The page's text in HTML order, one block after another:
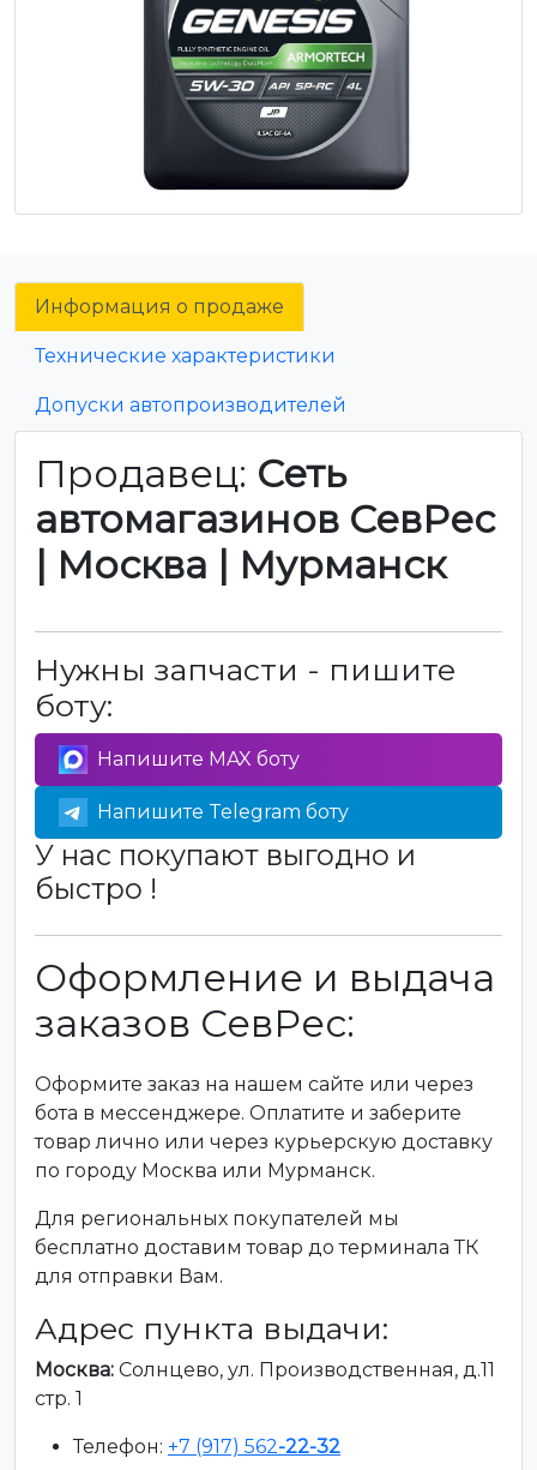
Информация о продаже
Технические характеристики
Допуски автопроизводителей
Продавец: Сеть
автомагазинов СевРес
| Москва | Мурманск
Нужны запчасти - пишите
боту:
Напишите MAX боту
Напишите Telegram боту
У нас покупают выгодно и
быстро !
Оформление и выдача
заказов СевРес:
Оформите заказ на нашем сайте или через
бота в мессенджере. Оплатите и заберите
товар лично или через курьерскую доставку
по городу Москва или Мурманск.
Для региональных покупателей мы
бесплатно доставим товар до терминала ТК
для отправки Вам.
Адрес пункта выдачи:
Москва: Солнцево, ул. Производственная, д.11
стр. 1
Телефон: +7 (917) 562-22-32